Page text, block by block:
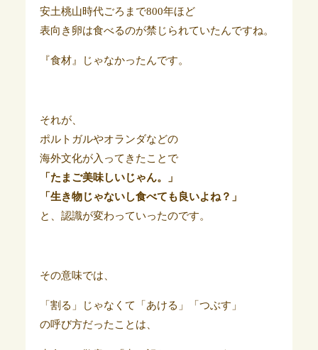
安土桃山時代ごろまで800年ほど
表向き卵は食べるのが禁じられていたんですね。
『食材』じゃなかったんです。
それが、
ポルトガルやオランダなどの
海外文化が入ってきたことで
「たまご美味しいじゃん。」
「生き物じゃないし食べても良いよね？」
と、認識が変わっていったのです。
その意味では、
「割る」じゃなくて「あける」「つぶす」
の呼び方だったことは、